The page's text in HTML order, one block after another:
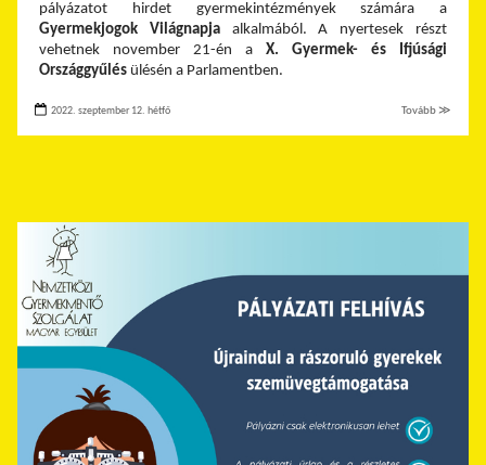
pályázatot hirdet gyermekintézmények számára a
Gyermekjogok Világnapjaalkalmából. A nyertesek részt
vehetnek november 21-én a X. Gyermek- és Ifjúsági
Országgyűlés ülésén a Parlamentben.
2022. szeptember 12. hétfő Tovább ≫